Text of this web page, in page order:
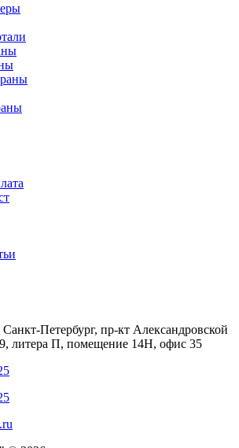
Петербург, пр-кт Александровской
литера П, помещение 14Н, офис 35